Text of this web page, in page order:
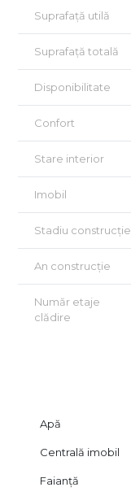
Suprafață utilă
Suprafață totală
Disponibilitate
Confort
Stare interior
Imobil
Stadiu construcție
An construcție
Număr etaje
clădire
Apă
Centrală imobil
Faianță